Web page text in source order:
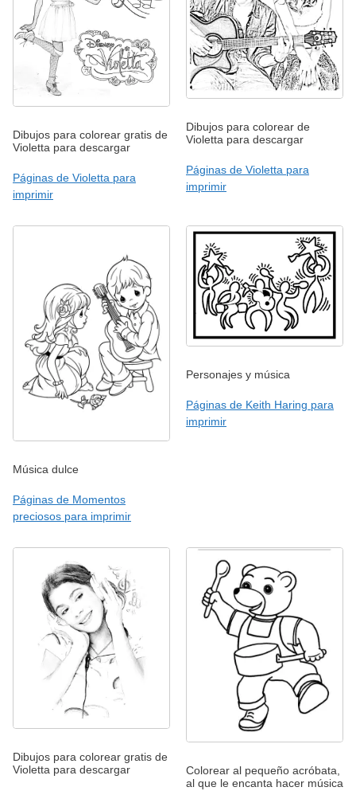
Dibujos para colorear gratis de
Violetta para descargar
Páginas de Violetta para
imprimir
Dibujos para colorear de
Violetta para descargar
Páginas de Violetta para
imprimir
Música dulce
Páginas de Momentos
preciosos para imprimir
Personajes y música
Páginas de Keith Haring para
imprimir
Dibujos para colorear gratis de
Violetta para descargar
Colorear al pequeño acróbata,
al que le encanta hacer música